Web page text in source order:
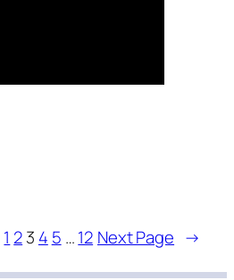
1 23 4 5 …12 Next Page →